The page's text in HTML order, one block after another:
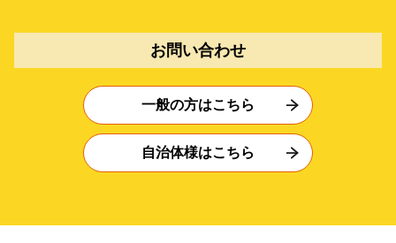
お問い合わせ
一般の方はこちら
自治体様はこちら